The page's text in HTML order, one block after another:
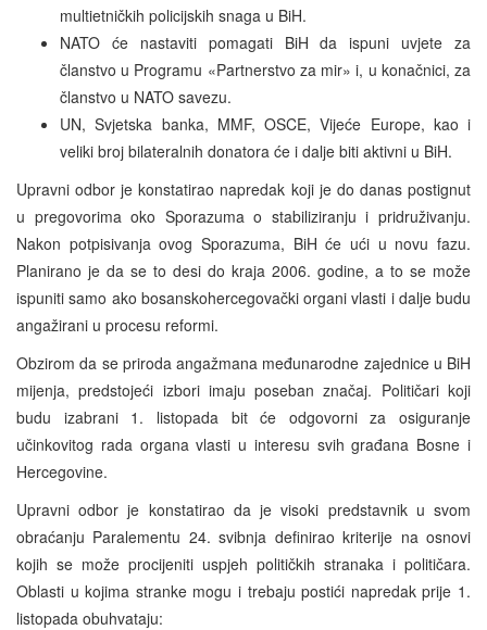
multietničkih policijskih snaga u BiH.
NATO će nastaviti pomagati BiH da ispuni uvjete za
članstvo u Programu «Partnerstvo za mir» i, u konačnici, za
članstvo u NATO savezu.
UN, Svjetska banka, MMF, OSCE, Vijeće Europe, kao i
veliki broj bilateralnih donatora će i dalje biti aktivni u BiH.
Upravni odbor je konstatirao napredak koji je do danas postignut
u pregovorima oko Sporazuma o stabiliziranju i pridruživanju.
Nakon potpisivanja ovog Sporazuma, BiH će ući u novu fazu.
Planirano je da se to desi do kraja 2006. godine, a to se može
ispuniti samo ako bosanskohercegovački organi vlasti i dalje budu
angažirani u procesu reformi.
Obzirom da se priroda angažmana međunarodne zajednice u BiH
mijenja, predstojeći izbori imaju poseban značaj. Političari koji
budu izabrani 1. listopada bit će odgovorni za osiguranje
učinkovitog rada organa vlasti u interesu svih građana Bosne i
Hercegovine.
Upravni odbor je konstatirao da je visoki predstavnik u svom
obraćanju Paralementu 24. svibnja definirao kriterije na osnovi
kojih se može procijeniti uspjeh političkih stranaka i političara.
Oblasti u kojima stranke mogu i trebaju postići napredak prije 1.
listopada obuhvataju: